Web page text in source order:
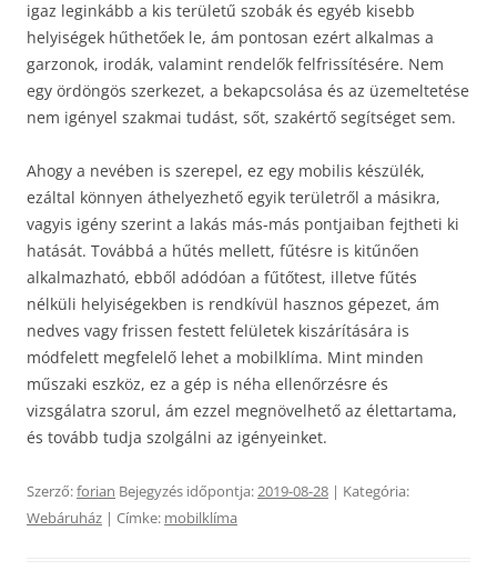
igaz leginkább a kis területű szobák és egyéb kisebb
helyiségek hűthetőek le, ám pontosan ezért alkalmas a
garzonok, irodák, valamint rendelők felfrissítésére. Nem
egy ördöngös szerkezet, a bekapcsolása és az üzemeltetése
nem igényel szakmai tudást, sőt, szakértő segítséget sem.
Ahogy a nevében is szerepel, ez egy mobilis készülék,
ezáltal könnyen áthelyezhető egyik területről a másikra,
vagyis igény szerint a lakás más-más pontjaiban fejtheti ki
hatását. Továbbá a hűtés mellett, fűtésre is kitűnően
alkalmazható, ebből adódóan a fűtőtest, illetve fűtés
nélküli helyiségekben is rendkívül hasznos gépezet, ám
nedves vagy frissen festett felületek kiszárítására is
módfelett megfelelő lehet a mobilklíma. Mint minden
műszaki eszköz, ez a gép is néha ellenőrzésre és
vizsgálatra szorul, ám ezzel megnövelhető az élettartama,
és tovább tudja szolgálni az igényeinket.
Szerző:forian Bejegyzés időpontja:2019-08-28 | Kategória:
Webáruház | Címke: mobilklíma